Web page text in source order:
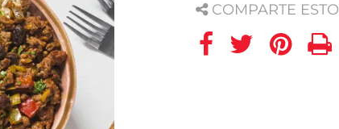
COMPARTE ESTO